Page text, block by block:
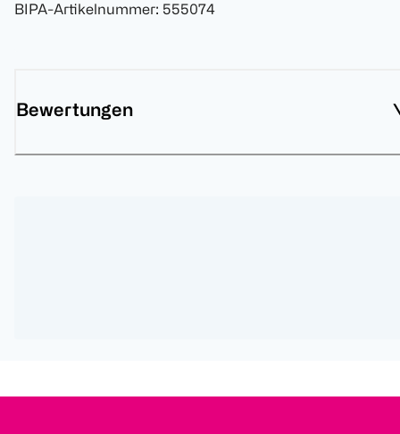
BIPA-Artikelnummer: 555074
Bewertungen